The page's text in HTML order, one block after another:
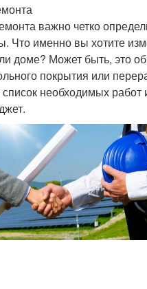
важно четко
Что именно вы хотите
доме? Может быть, это
покрытия или
список необходимых работ